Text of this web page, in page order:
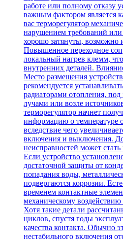
работе или полному отказу
важным фактором является
вас терморегулятор
нарушением требований или
хорошо затянуты, возможно
Повышенное переходное
локальный нагрев клемм,
внутренних деталей.
Место размещения
рекомендуется
радиаторами отопления,
лучами или возле
терморегулятор начнет
информацию о температуре
вследствие чего
включения и выключения.
неисправностей может
Если устройство
достаточной защиты от
попадания воды,
подвергаются коррозии.
временем контактные
механическому
Хотя такие детали
циклов, спустя годы
качества контакта. Обычно
нестабильного включения